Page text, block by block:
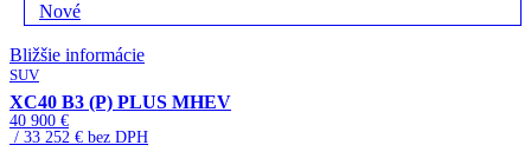
Nové
Bližšie informácie
SUV
XC40 B3 (P) PLUS MHEV
40 900 €
/ 33 252 € bez DPH